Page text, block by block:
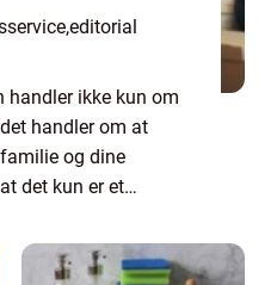
,editorial
handler ikke kun om
handler om at
og dine
det kun er et